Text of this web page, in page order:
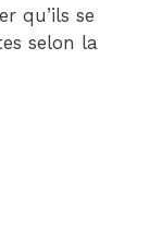
qu’ils se
selon la